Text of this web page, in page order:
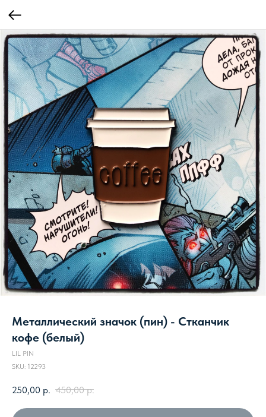
Металлический значок (пин) - Стканчик
кофе (белый)
LIL PIN
SKU: 12293
250,00 р. 450,00 р.